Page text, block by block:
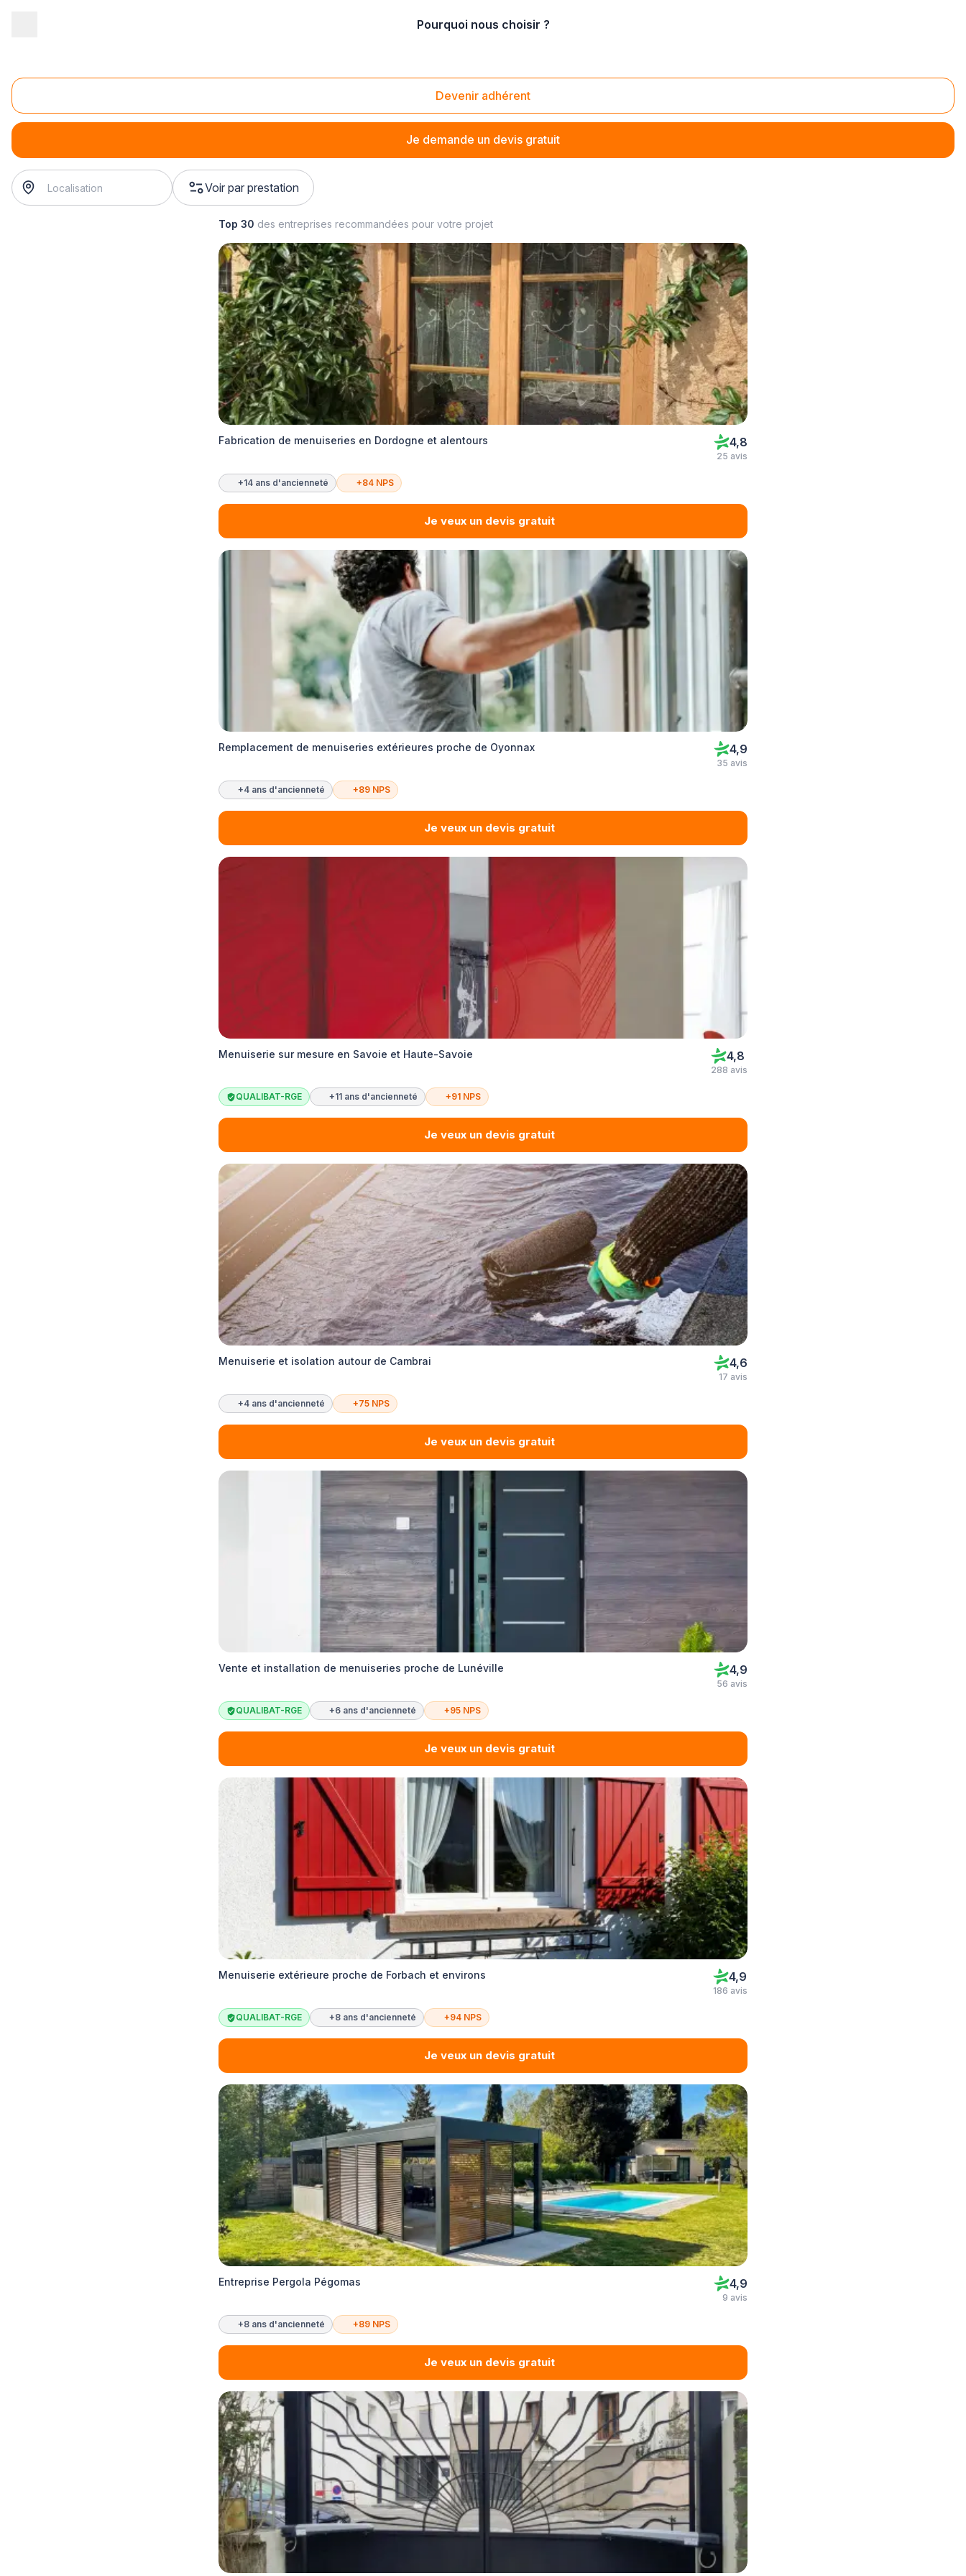
Pourquoi nous choisir ?
Devenir adhérent
Je demande un devis gratuit
Vente de porte de garage bois
vente de porte de garage bois
Voir par prestation
Top 30 des entreprises recommandées pour votre projet
Fabrication de menuiseries en Dordogne et alentours 4,8
25 avis
+14 ans d'ancienneté +84 NPS
Je veux un devis gratuit
Remplacement de menuiseries extérieures proche de Oyonnax 4,9
35 avis
+4 ans d'ancienneté +89 NPS
Je veux un devis gratuit
Menuiserie sur mesure en Savoie et Haute-Savoie 4,8
288 avis
QUALIBAT-RGE +11 ans d'ancienneté +91 NPS
Je veux un devis gratuit
Menuiserie et isolation autour de Cambrai 4,6
17 avis
+4 ans d'ancienneté +75 NPS
Je veux un devis gratuit
Vente et installation de menuiseries proche de Lunéville 4,9
56 avis
QUALIBAT-RGE +6 ans d'ancienneté +95 NPS
Je veux un devis gratuit
Menuiserie extérieure proche de Forbach et environs 4,9
186 avis
QUALIBAT-RGE +8 ans d'ancienneté +94 NPS
Je veux un devis gratuit
Entreprise Pergola Pégomas 4,9
9 avis
+8 ans d'ancienneté +89 NPS
Je veux un devis gratuit